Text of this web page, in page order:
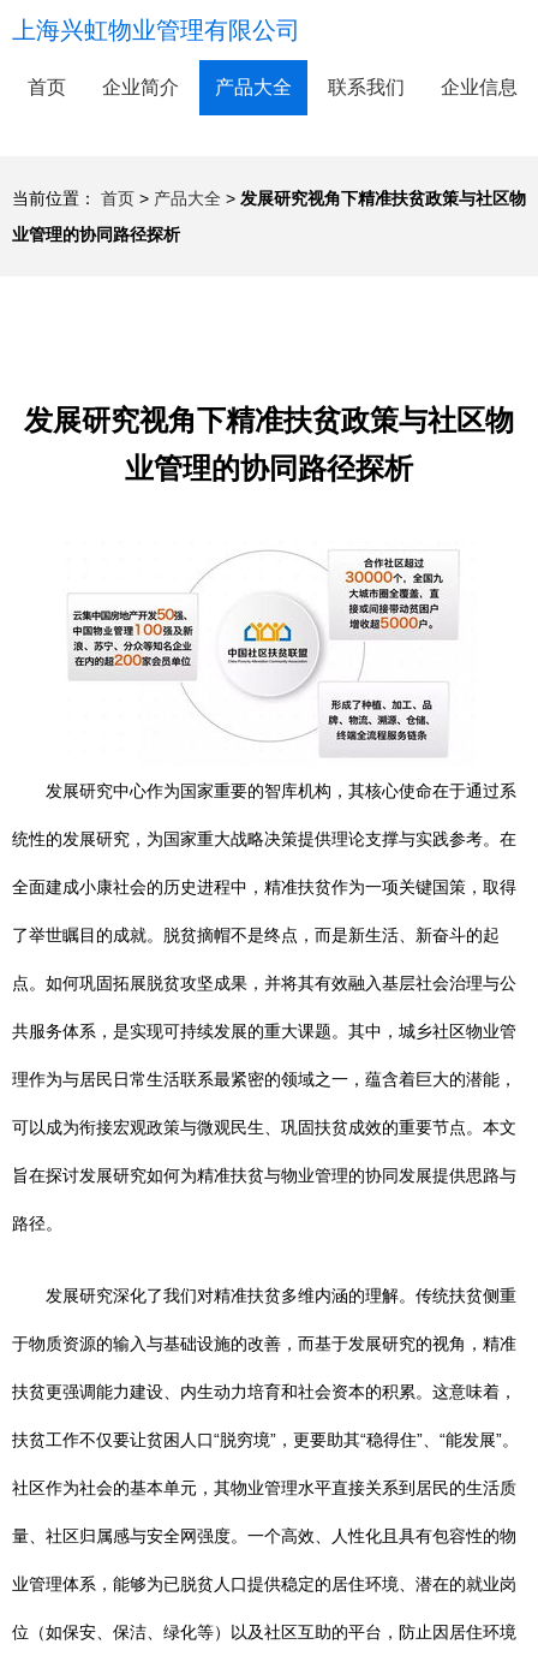
上海兴虹物业管理有限公司
首页 企业简介 产品大全 联系我们 企业信息
当前位置： 首页 > 产品大全 > 发展研究视角下精准扶贫政策与社区物
业管理的协同路径探析
发展研究视角下精准扶贫政策与社区物
业管理的协同路径探析
发展研究中心作为国家重要的智库机构，其核心使命在于通过系
统性的发展研究，为国家重大战略决策提供理论支撑与实践参考。在
全面建成小康社会的历史进程中，精准扶贫作为一项关键国策，取得
了举世瞩目的成就。脱贫摘帽不是终点，而是新生活、新奋斗的起
点。如何巩固拓展脱贫攻坚成果，并将其有效融入基层社会治理与公
共服务体系，是实现可持续发展的重大课题。其中，城乡社区物业管
理作为与居民日常生活联系最紧密的领域之一，蕴含着巨大的潜能，
可以成为衔接宏观政策与微观民生、巩固扶贫成效的重要节点。本文
旨在探讨发展研究如何为精准扶贫与物业管理的协同发展提供思路与
路径。
发展研究深化了我们对精准扶贫多维内涵的理解。传统扶贫侧重
于物质资源的输入与基础设施的改善，而基于发展研究的视角，精准
扶贫更强调能力建设、内生动力培育和社会资本的积累。这意味着，
扶贫工作不仅要让贫困人口“脱穷境”，更要助其“稳得住”、“能发展”。
社区作为社会的基本单元，其物业管理水平直接关系到居民的生活质
量、社区归属感与安全网强度。一个高效、人性化且具有包容性的物
业管理体系，能够为已脱贫人口提供稳定的居住环境、潜在的就业岗
位（如保安、保洁、绿化等）以及社区互助的平台，防止因居住环境